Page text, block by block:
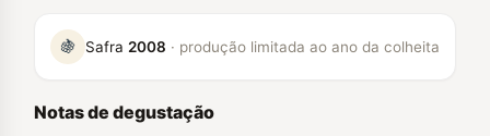
🍇 Safra 2008 · produção limitada ao ano da colheita
Notas de degustação